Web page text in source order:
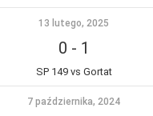
13 lutego, 2025
0 - 1
SP 149 vs Gortat
7 października, 2024